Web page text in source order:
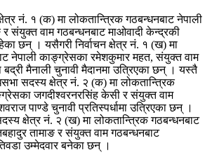
नं. १ (क) मा लोकतान्त्रिक गठबन्धनबाट नेपाली
संयुक्त वाम गठबन्धनबाट माओवादी केन्द्रकी
छन् । यसैगरी निर्वाचन क्षेत्र नं. १ (ख) मा
नेपाली काङ्ग्रेसका रमेशकुमार महत, संयुक्त वाम
मैनाली चुनावी मैदानमा उत्रिएका छन् । यस्तै
सदस्य क्षेत्र नं. २ (क) मा लोकतान्त्रिक
जगदीश्वरनरसिंह केसी र संयुक्त वाम
पाण्डे चुनावी प्रतिस्पर्धामा उत्रिएका छन् ।
क्षेत्र नं. २ (ख) मा लोकतान्त्रिक गठबन्धनबाट
तामाङ र संयुक्त वाम गठबन्धनबाट
उम्मेदवार बनेका छन् ।